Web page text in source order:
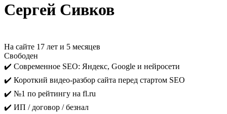
Сергей Сивков
На сайте 17 лет и 5 месяцев
Свободен
✔️ Современное SEO: Яндекс, Google и нейросети
✔️ Короткий видео-разбор сайта перед стартом SEO
✔️ №1 по рейтингу на fl.ru
✔️ ИП / договор / безнал